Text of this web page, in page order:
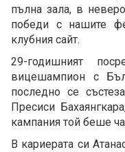
пълна зала, в
победи с нашите
клубния сайт.
29-годишният
вицешампион с
последно се
Пресиси
кампания той беше
В кариерата си